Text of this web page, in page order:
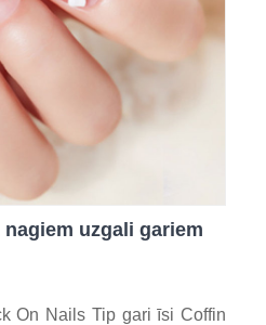
uzgali gariem
On Nails Tip gari īsi Coffin